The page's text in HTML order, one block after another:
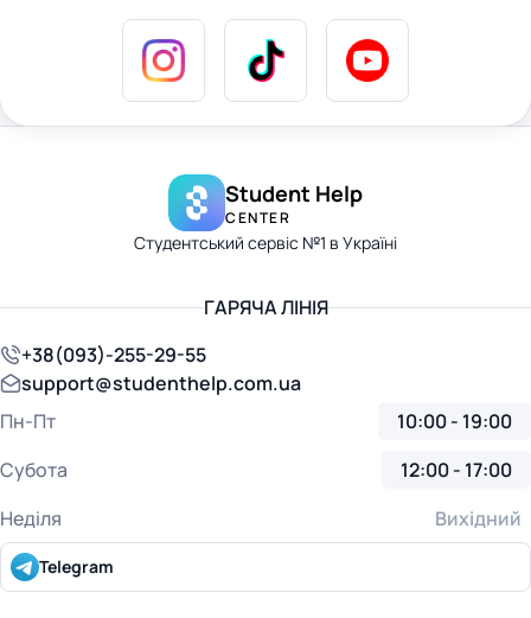
Student Help
CENTER
Студентський сервіс №1 в Україні
ГАРЯЧА ЛІНІЯ
+38(093)-255-29-55
support@studenthelp.com.ua
Пн-Пт
10:00 - 19:00
Субота
12:00 - 17:00
Неділя
Вихідний
Telegram